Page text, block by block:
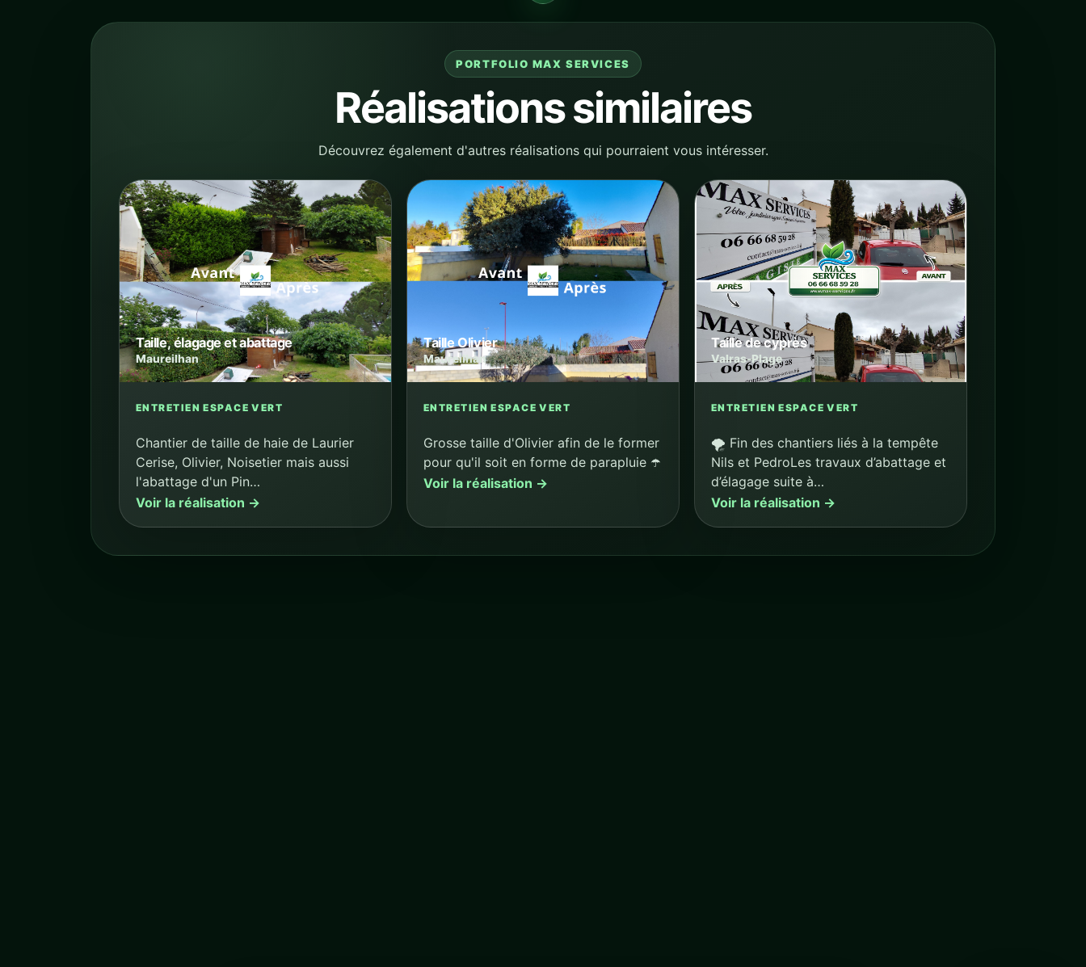
PORTFOLIO MAX SERVICES
Réalisations similaires
Découvrez également d'autres réalisations qui pourraient vous intéresser.
Taille, élagage et abattage
Maureilhan
ENTRETIEN ESPACE VERT
Chantier de taille de haie de Laurier
Cerise, Olivier, Noisetier mais aussi
l'abattage d'un Pin…
Voir la réalisation →
Taille Olivier
Maureilhan
ENTRETIEN ESPACE VERT
Grosse taille d'Olivier afin de le former
pour qu'il soit en forme de parapluie ☂️
Voir la réalisation →
Taille de cyprès
Valras-Plage
ENTRETIEN ESPACE VERT
🌪️ Fin des chantiers liés à la tempête
Nils et PedroLes travaux d’abattage et
d’élagage suite à…
Voir la réalisation →